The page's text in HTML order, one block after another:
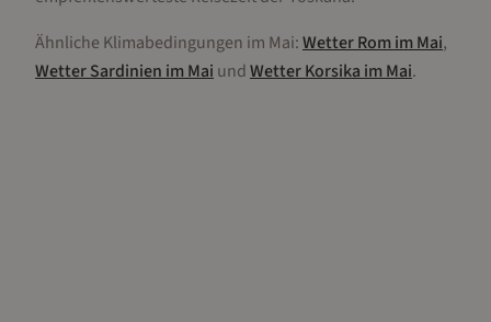
Ähnliche Klimabedingungen im Mai:WetterRomimMai,
WetterSardinien imMai undWetterKorsika imMai.